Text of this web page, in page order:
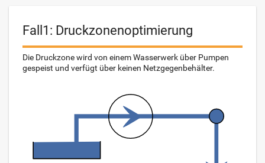
Fall1: Druckzonenoptimierung
Die Druckzone wird von einem Wasserwerk über Pumpen
gespeist und verfügt über keinen Netzgegenbehälter.